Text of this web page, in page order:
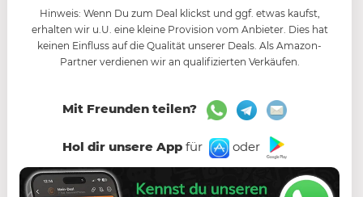
Hinweis: Wenn Du zum Deal klickst und ggf. etwas kaufst,
erhalten wir u.U. eine kleine Provision vom Anbieter. Dies hat
keinen Einfluss auf die Qualität unserer Deals. Als Amazon-
Partner verdienen wir an qualifizierten Verkäufen.
Mit Freunden teilen?
Hol dir unsere Appfür oder